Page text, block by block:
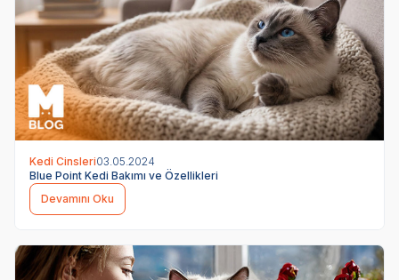
Kedi Cinsleri03.05.2024
Blue Point Kedi Bakımı ve Özellikleri
Devamını Oku